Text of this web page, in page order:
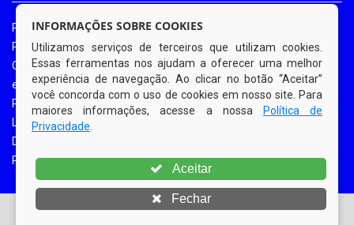
Portal da Transparência
Portal da Transparência COVID-19
Ouvidoria Eletrônica
e-SIC
Processos de Licitação
Licitações em Andamento
Diário Oficial
Portal do Contribuinte
© Copyright 2026 Prefeitura Municipal de Bom Jardim |
INFORMAÇÕES SOBRE COOKIES
Utilizamos serviços de terceiros que utilizam cookies.
Essas ferramentas nos ajudam a oferecer uma melhor
experiência de navegação. Ao clicar no botão “Aceitar”
você concorda com o uso de cookies em nosso site. Para
maiores informações, acesse a nossa
Política de
Privacidade
Aceitar
Fechar